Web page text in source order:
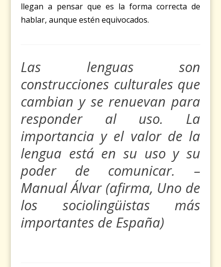
llegan a pensar que es la forma correcta de
hablar, aunque estén equivocados.
Las lenguas son
construcciones culturales que
cambian y se renuevan para
responder al uso. La
importancia y el valor de la
lengua está en su uso y su
poder de comunicar. –
Manual Álvar (afirma, Uno de
los sociolingüistas más
importantes de España)